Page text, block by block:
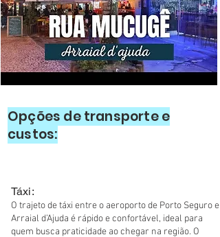
Opções de transporte e
custos:
Táxi:
O trajeto de táxi entre o aeroporto de Porto Seguro e
Arraial d’Ajuda é rápido e confortável, ideal para
quem busca praticidade ao chegar na região. O